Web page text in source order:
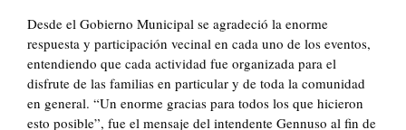
Desde el Gobierno Municipal se agradeció la enorme
respuesta y participación vecinal en cada uno de los eventos,
entendiendo que cada actividad fue organizada para el
disfrute de las familias en particular y de toda la comunidad
en general. “Un enorme gracias para todos los que hicieron
esto posible”, fue el mensaje del intendente Gennuso al fin de